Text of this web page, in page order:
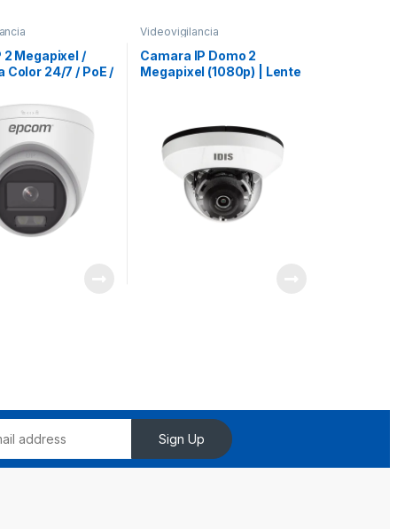
2 Megapixel /
Color 24/7 / PoE /
IP67 /
Videovigilancia
Camara IP Domo 2
Megapixel (1080p) | Lente
Sign Up